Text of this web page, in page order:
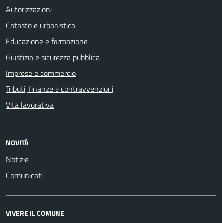
Autorizzazioni
Catasto e urbanistica
Educazione e formazione
Giustizia e sicurezza pubblica
Imprese e commercio
Tributi, finanze e contravvenzioni
Vita lavorativa
NOVITÀ
Notizie
Comunicati
VIVERE IL COMUNE